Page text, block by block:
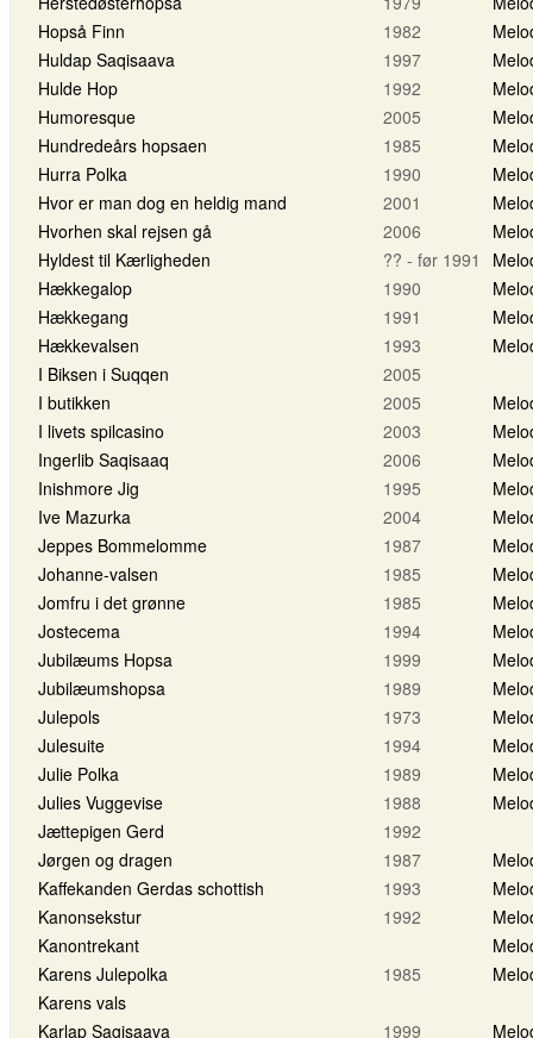
Hopså Finn
1982
Huldap Saqisaava
1997
Hulde Hop
1992
Humoresque
2005
Hundredeårs hopsaen
1985
Hurra Polka
1990
Hvor er man dog en heldig mand
2001
Hvorhen skal rejsen gå
2006
Hyldest til Kærligheden
?? - før 1991
Hækkegalop
1990
Hækkegang
1991
Hækkevalsen
1993
I Biksen i Suqqen
2005
I butikken
2005
I livets spilcasino
2003
Ingerlib Saqisaaq
2006
Inishmore Jig
1995
Ive Mazurka
2004
Jeppes Bommelomme
1987
Johanne-valsen
1985
Jomfru i det grønne
1985
Jostecema
1994
Jubilæums Hopsa
1999
Jubilæumshopsa
1989
Julepols
1973
Julesuite
1994
Julie Polka
1989
Julies Vuggevise
1988
Jættepigen Gerd
1992
Jørgen og dragen
1987
Kaffekanden Gerdas schottish
1993
Kanonsekstur
1992
Kanontrekant
Karens Julepolka
1985
Karens vals
Karlap Sagisaava
1999